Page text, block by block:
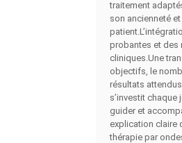
traitement
son ancienneté
probantes et des
cliniques.Une
objectifs, le
résultats
s’investit chaque
guider et
explication claire
thérapie par